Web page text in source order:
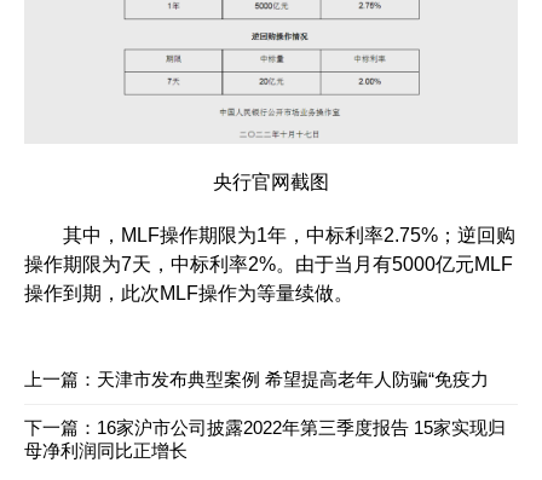
央行官网截图
其中，MLF操作期限为1年，中标利率2.75%；逆回购
操作期限为7天，中标利率2%。由于当月有5000亿元MLF
操作到期，此次MLF操作为等量续做。
上一篇： 天津市发布典型案例 希望提高老年人防骗“免疫力
下一篇： 16家沪市公司披露2022年第三季度报告 15家实现归
母净利润同比正增长